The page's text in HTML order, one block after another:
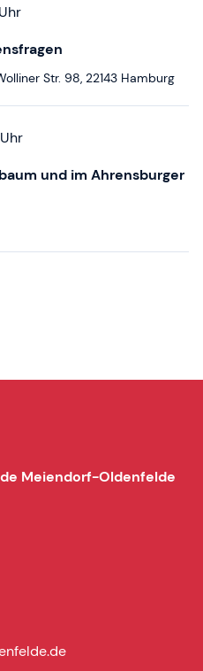
Str. 98, 22143 Hamburg
und im Ahrensburger
Meiendorf-Oldenfelde